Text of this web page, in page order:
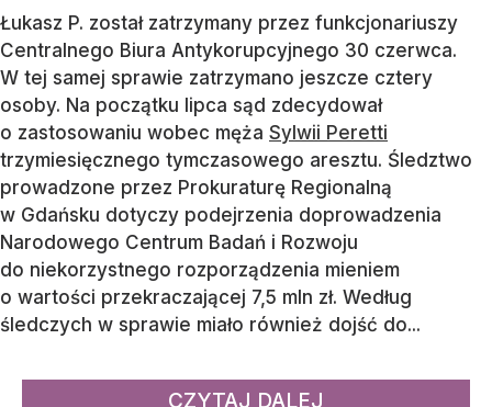
Łukasz P. został zatrzymany przez funkcjonariuszy
Centralnego Biura Antykorupcyjnego 30 czerwca.
W tej samej sprawie zatrzymano jeszcze cztery
osoby. Na początku lipca sąd zdecydował
o zastosowaniu wobec męża Sylwii Peretti
trzymiesięcznego tymczasowego aresztu. Śledztwo
prowadzone przez Prokuraturę Regionalną
w Gdańsku dotyczy podejrzenia doprowadzenia
Narodowego Centrum Badań i Rozwoju
do niekorzystnego rozporządzenia mieniem
o wartości przekraczającej 7,5 mln zł. Według
śledczych w sprawie miało również dojść do...
CZYTAJ DALEJ